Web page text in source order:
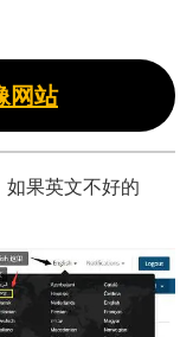
网站
果英文不好的